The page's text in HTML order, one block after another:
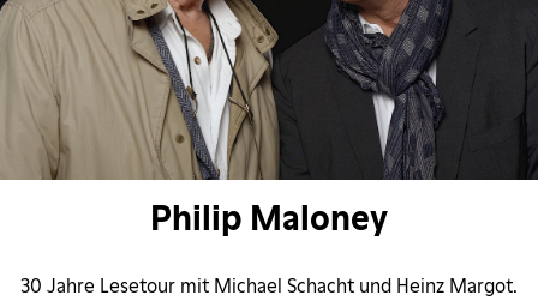
Philip Maloney
30 Jahre Lesetour mit Michael Schacht und Heinz Margot.